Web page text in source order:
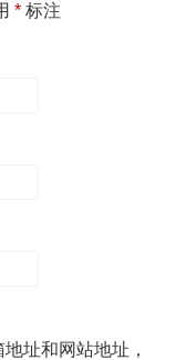
* 标注
址和网站地址，